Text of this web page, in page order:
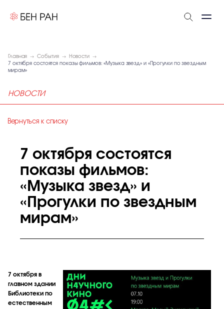
Главная События
Новости
7 октября состоятся показы фильмов: «Музыка звезд» и «Прогулки по звездным
мирам»
НОВОСТИ
Вернуться к списку
7 октября состоятся
показы фильмов:
«Музыка звезд» и
«Прогулки по звездным
мирам»
7 октября в
главном здании
Библиотеки по
естественным